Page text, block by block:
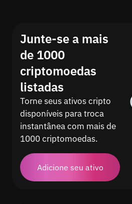
Junte-se a mais
de 1000
criptomoedas
listadas
Torne seus ativos cripto
disponíveis para troca
instantânea com mais de
1000 criptomoedas.
Adicione seu ativo